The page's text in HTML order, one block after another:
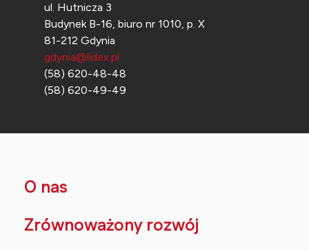
ul. Hutnicza 3
Budynek B-16, biuro nr 1010, p. X
81-212 Gdynia
gdynia@lidex.pl
(58) 620-48-48
(58) 620-49-49
O nas
Zrównoważony rozwój